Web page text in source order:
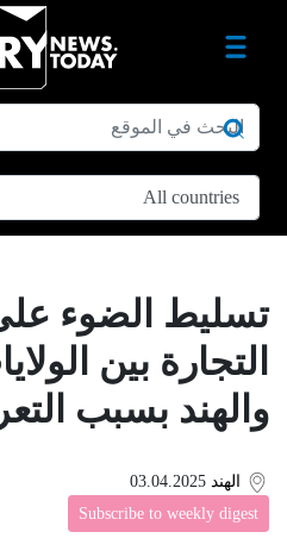
تسليط الضوء
التجارة بين
والهند بسبب
الهند 03.04.2025
Subscribe to weekly digest